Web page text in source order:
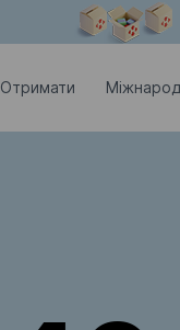
Отримати